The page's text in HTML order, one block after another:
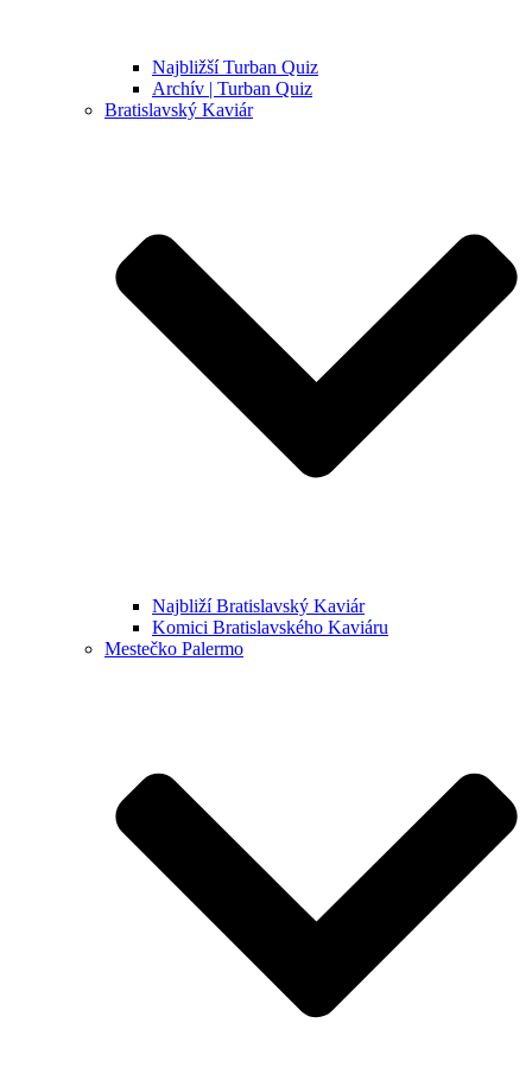
Najbližší Turban Quiz
Archív | Turban Quiz
Bratislavský Kaviár
Najbliží Bratislavský Kaviár
Komici Bratislavského Kaviáru
Mestečko Palermo